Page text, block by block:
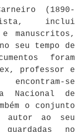
(1890-
inclui
manuscritos,
seu tempo de
foram
professor e
se
Nacional de
o conjunto
autor ao seu
no